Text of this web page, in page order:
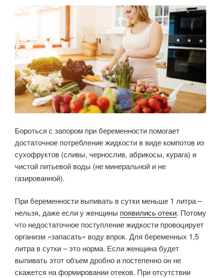
Бороться с запором при беременности помогает
достаточное потребление жидкости в виде компотов из
сухофруктов (сливы, чернослив, абрикосы, курага) и
чистой питьевой воды (не минеральной и не
газированной).
При беременности выпивать в сутки меньше 1 литра –
нельзя, даже если у женщины появились отеки. Потому
что недостаточное поступление жидкости провоцирует
организм «запасать» воду впрок. Для беременных 1,5
литра в сутки – это норма. Если женщина будет
выпивать этот объем дробно и постепенно он не
скажется на формировании отеков. При отсутствии